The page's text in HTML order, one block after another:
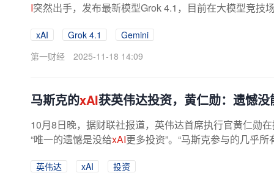
I突然出手，发布最新模型Grok 4.1，目前在大模型竞技
xAI Grok 4.1
Gemini
第一财经
2025-11-18 14:09
马斯克的xAI获英伟达投资，黄仁勋：遗憾没
10月8日晚，据财联社报道，英伟达首席执行官黄仁勋
“唯一的遗憾是没给xAI更多投资”。“马斯克参与的几乎
英伟达 xAI
投资